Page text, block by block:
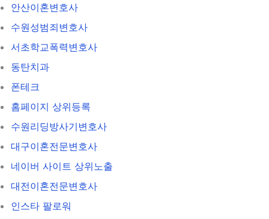
안산이혼변호사
수원성범죄변호사
서초학교폭력변호사
동탄치과
폰테크
홈페이지 상위등록
수원리딩방사기변호사
대구이혼전문변호사
네이버 사이트 상위노출
대전이혼전문변호사
인스타 팔로워